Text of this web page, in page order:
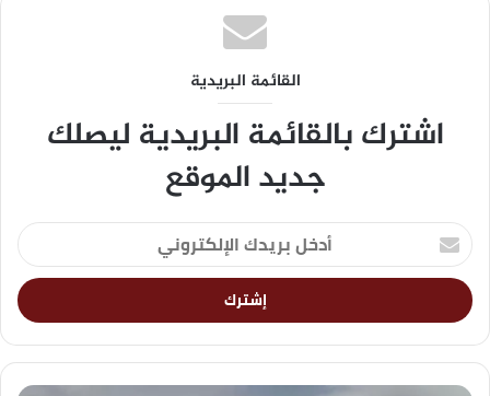
القائمة البريدية
اشترك بالقائمة البريدية ليصلك
جديد الموقع